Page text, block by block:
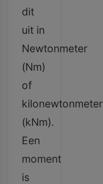
dit
uit in
Newtonmeter
(Nm)
of
kilonewtonmeter
(kNm).
Een
moment
is